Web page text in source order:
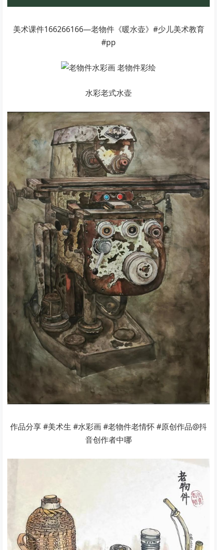
美术课件166266166—老物件《暖水壶》#少儿美术教育
#pp
水彩老式水壶
作品分享 #美术生 #水彩画 #老物件老情怀 #原创作品@抖
音创作者中哪